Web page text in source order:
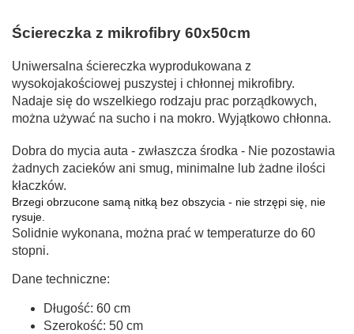
Ściereczka z mikrofibry 60x50cm
Uniwersalna ściereczka wyprodukowana z
wysokojakościowej puszystej i chłonnej mikrofibry.
Nadaje się do wszelkiego rodzaju prac porządkowych,
można używać na sucho i na mokro. Wyjątkowo chłonna.
Dobra do mycia auta - zwłaszcza środka - Nie pozostawia
żadnych zacieków ani smug, minimalne lub żadne ilości
kłaczków.
Brzegi obrzucone samą nitką bez obszycia - nie strzępi się, nie
rysuje.
Solidnie wykonana, można prać w temperaturze do 60
stopni.
Dane techniczne:
Długość: 60 cm
Szerokość: 50 cm